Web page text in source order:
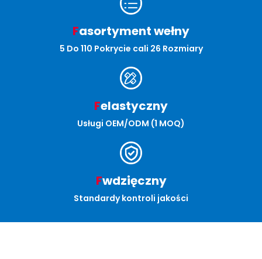
Fasortyment wełny
5 Do 110 Pokrycie cali 26 Rozmiary
Felastyczny
Usługi OEM/ODM (1 MOQ)
Fwdzięczny
Standardy kontroli jakości